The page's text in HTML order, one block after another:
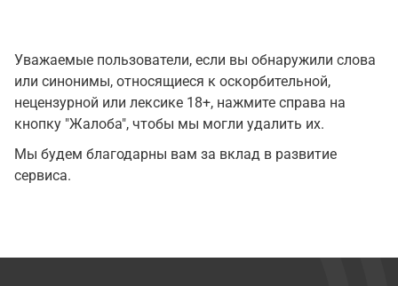
Уважаемые пользователи, если вы обнаружили слова
или синонимы, относящиеся к оскорбительной,
нецензурной или лексике 18+, нажмите справа на
кнопку "Жалоба", чтобы мы могли удалить их.
Мы будем благодарны вам за вклад в развитие
сервиса.